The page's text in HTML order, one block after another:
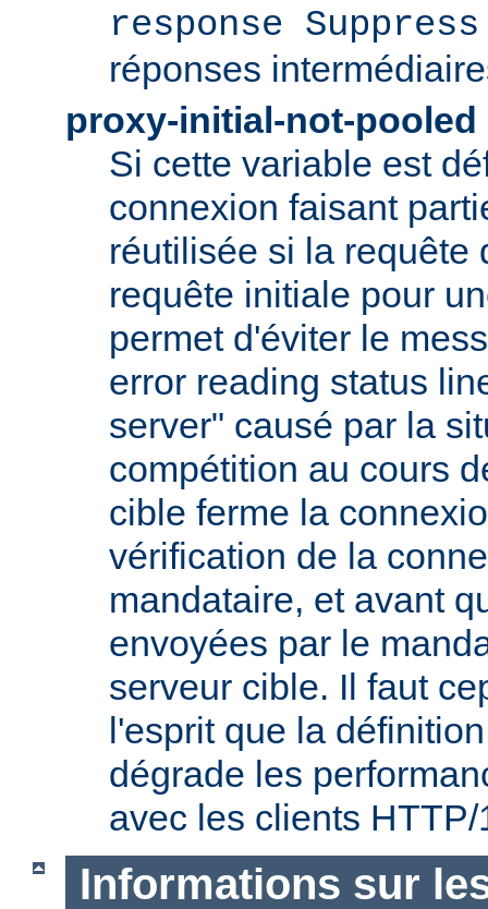
response Suppress
réponses
proxy-initial-not-pooled
Si cette variable est
connexion faisant
réutilisée si la requête
requête initiale pour
permet d'éviter le
error reading status
server" causé par la
compétition au cours
cible ferme la
vérification de la
mandataire, et avant
envoyées par le
serveur cible. Il faut
l'esprit que la
dégrade les
avec les clients HTTP/
Informations sur